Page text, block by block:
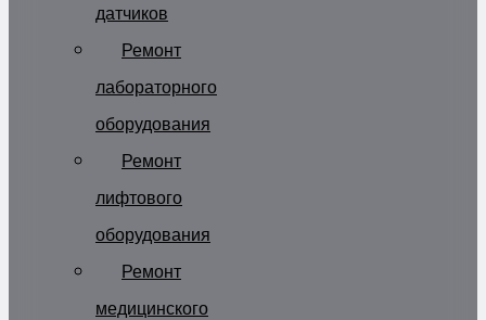
датчиков
Ремонт
лабораторного
оборудования
Ремонт
лифтового
оборудования
Ремонт
медицинского